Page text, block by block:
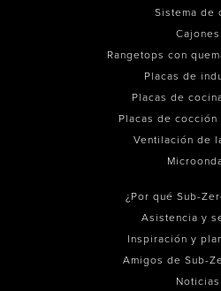
Sistema de
Cajones
Rangetops con
Placas de
Placas de
Placas de cocción
Ventilación de
¿Por qué Sub-
Asistencia y
Inspiración y
Amigos de Sub-
Noticias